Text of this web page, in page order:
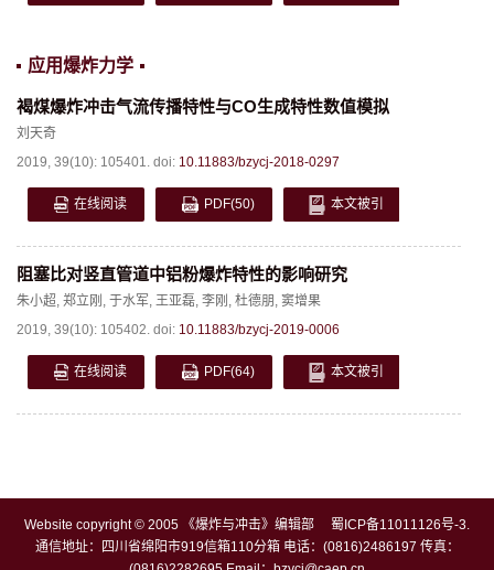
应用爆炸力学
褐煤爆炸冲击气流传播特性与CO生成特性数值模拟
刘天奇
2019, 39(10): 105401. doi: 10.11883/bzycj-2018-0297
在线阅读 PDF(50) 本文被引
阻塞比对竖直管道中铝粉爆炸特性的影响研究
朱小超, 郑立刚 , 于水军, 王亚磊, 李刚 , 杜德朋 , 窦增果
2019, 39(10): 105402. doi: 10.11883/bzycj-2019-0006
在线阅读 PDF(64) 本文被引
Website copyright © 2005 《爆炸与冲击》编辑部 蜀ICP备11011126号-3.
通信地址：四川省绵阳市919信箱110分箱 电话：(0816)2486197 传真：